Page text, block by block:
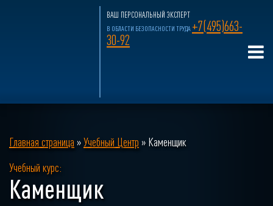
ВАШ ПЕРСОНАЛЬНЫЙ ЭКСПЕРТ
В ОБЛАСТИ БЕЗОПАСНОСТИ ТРУДА +7(495)663-
30-92
Главная страница »Учебный Центр » Каменщик
Учебный курс:
Каменщик